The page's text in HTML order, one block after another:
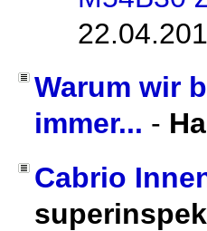
Warum wir
immer... -
Cabrio